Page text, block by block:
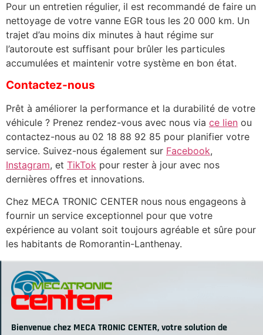
Pour un entretien régulier, il est recommandé de faire un
nettoyage de votre vanne EGR tous les 20 000 km. Un
trajet d’au moins dix minutes à haut régime sur
l’autoroute est suffisant pour brûler les particules
accumulées et maintenir votre système en bon état.
Contactez-nous
Prêt à améliorer la performance et la durabilité de votre
véhicule ? Prenez rendez-vous avec nous via ce lien ou
contactez-nous au 02 18 88 92 85 pour planifier votre
service. Suivez-nous également sur Facebook,
Instagram, et TikTok pour rester à jour avec nos
dernières offres et innovations.
Chez MECA TRONIC CENTER nous nous engageons à
fournir un service exceptionnel pour que votre
expérience au volant soit toujours agréable et sûre pour
les habitants de Romorantin-Lanthenay.
Bienvenue chez MECA TRONIC CENTER, votre solution de